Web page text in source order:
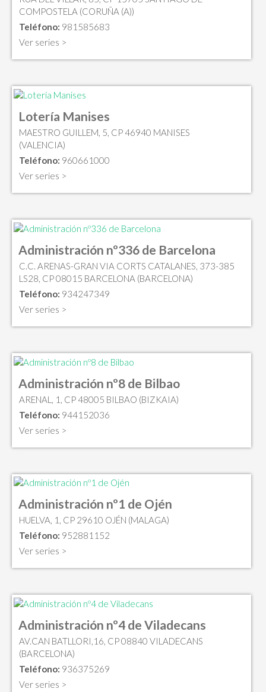
COMPOSTELA (CORUÑA (A))
Teléfono: 981585683
Ver series >
Lotería Manises
MAESTRO GUILLEM, 5, CP 46940 MANISES
(VALENCIA)
Teléfono: 960661000
Ver series >
Administración nº336 de Barcelona
C.C. ARENAS-GRAN VIA CORTS CATALANES, 373-385
LS28, CP 08015 BARCELONA (BARCELONA)
Teléfono: 934247349
Ver series >
Administración nº8 de Bilbao
ARENAL, 1, CP 48005 BILBAO (BIZKAIA)
Teléfono: 944152036
Ver series >
Administración nº1 de Ojén
HUELVA, 1, CP 29610 OJÉN (MALAGA)
Teléfono: 952881152
Ver series >
Administración nº4 de Viladecans
AV.CAN BATLLORI,16, CP 08840 VILADECANS
(BARCELONA)
Teléfono: 936375269
Ver series >